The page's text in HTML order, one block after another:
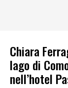
Chiara
lago di
nell’hotel